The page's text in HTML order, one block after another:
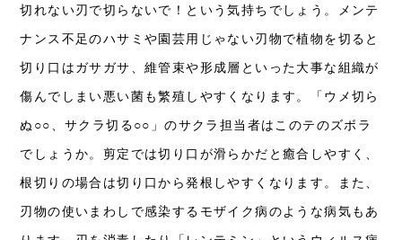
切れない刃で切らないで！という気持ちでしょう。メンテ
ナンス不足のハサミや園芸用じゃない刃物で植物を切ると
切り口はガサガサ、維管束や形成層といった大事な組織が
傷んでしまい悪い菌も繁殖しやすくなります。「ウメ切ら
ぬ○○、サクラ切る○○」のサクラ担当者はこのテのズボラ
でしょうか。剪定では切り口が滑らかだと癒合しやすく、
根切りの場合は切り口から発根しやすくなります。また、
刃物の使いまわしで感染するモザイク病のような病気もあ